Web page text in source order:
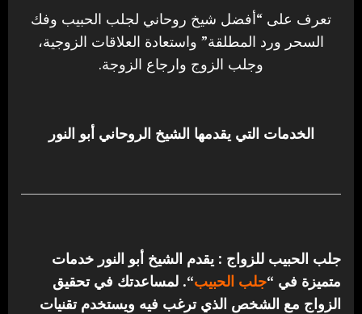
تعرف على “أفضل شيخ روحاني لجلب الحبيب وفك
السحر ورد المطلقة” واستعادة العلاقات الزوجية،
وجلب الزوج وارجاع الزوجة.
الخدمات التي يقدمها الشيخ الروحاني أبو النور
جلب الحبيب للزواج : يقدم الشيخ أبو النور خدمات
متميزة في “جلب الحبيب“. لمساعدتك في تحقيق
الزواج مع الشخص الذي ترغب فيه ويستخدم تقنيات